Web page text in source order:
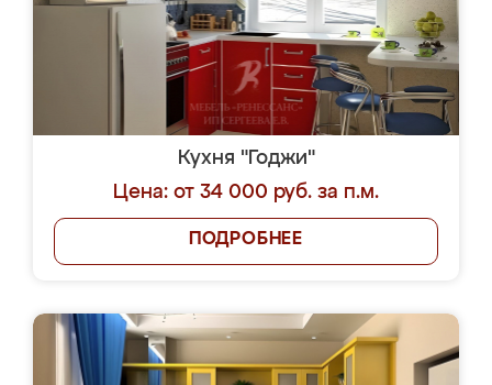
Кухня "Годжи"
Цена: от 34 000 руб. за п.м.
ПОДРОБНЕЕ